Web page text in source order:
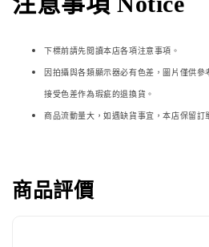
下標前請先閱讀本店各項注意事項。
因拍攝與各類顯示器必有色差，圖片僅供參
接受色差作為瑕疵的退換貨。
商品流動量大，如遇缺貨事宜，本店保留訂
商品評價